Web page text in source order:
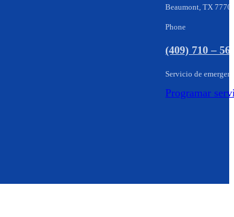
Beaumont, TX
Phone
(409) 710 –
Servicio de
Programar